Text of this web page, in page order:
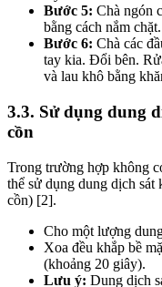
Bước 5: Chà ngón
bằng cách nắm
Bước 6: Chà các
tay kia. Đổi bên.
và lau khô bằng
3.3. Sử dụng dung
cồn
Trong trường hợp không
thể sử dụng dung dịch sát
cồn) [2].
Cho một lượng
Xoa đều khắp bề
(khoảng 20 giây).
Lưu ý: Dung dịch